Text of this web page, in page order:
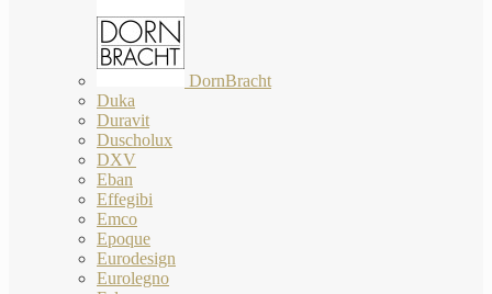
DornBracht
Duka
Duravit
Duscholux
DXV
Eban
Effegibi
Emco
Epoque
Eurodesign
Eurolegno